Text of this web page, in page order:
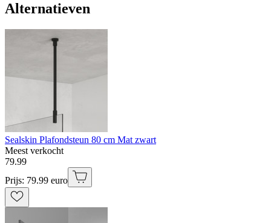
Alternatieven
Sealskin Plafondsteun 80 cm Mat zwart
Meest verkocht
79.99
Prijs: 79.99 euro